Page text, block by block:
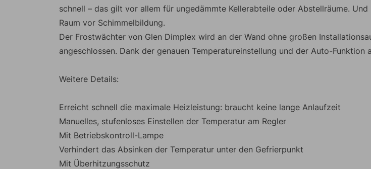
schnell – das gilt vor allem für ungedämmte Kellerabteile oder Abstellräume.
Raum vor Schimmelbildung.
Der Frostwächter von Glen Dimplex wird an der Wand ohne großen
angeschlossen. Dank der genauen Temperatureinstellung und der Auto-
Weitere Details:
Erreicht schnell die maximale Heizleistung: braucht keine lange Anlaufzeit
Manuelles, stufenloses Einstellen der Temperatur am Regler
Mit Betriebskontroll-Lampe
Verhindert das Absinken der Temperatur unter den Gefrierpunkt
Mit Überhitzungsschutz